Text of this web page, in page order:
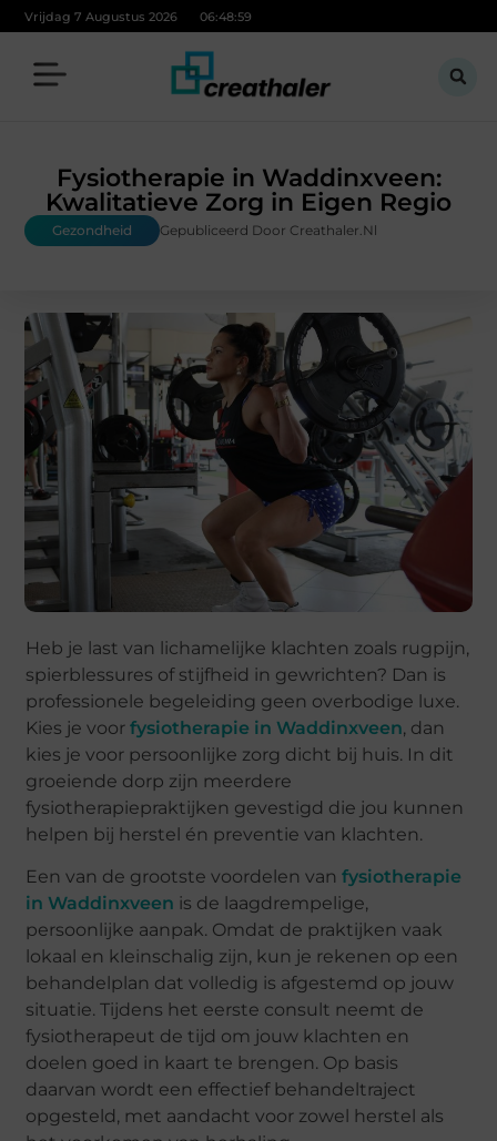
Vrijdag 7 Augustus 2026 06:49:00
Fysiotherapie in Waddinxveen:
Kwalitatieve Zorg in Eigen Regio
Gezondheid Gepubliceerd Door Creathaler.nl
Heb je last van lichamelijke klachten zoals rugpijn,
spierblessures of stijfheid in gewrichten? Dan is
professionele begeleiding geen overbodige luxe.
Kies je voorfysiotherapie in Waddinxveen, dan
kies je voor persoonlijke zorg dicht bij huis. In dit
groeiende dorp zijn meerdere
fysiotherapiepraktijken gevestigd die jou kunnen
helpen bij herstel én preventie van klachten.
Een van de grootste voordelen vanfysiotherapie
in Waddinxveen is de laagdrempelige,
persoonlijke aanpak. Omdat de praktijken vaak
lokaal en kleinschalig zijn, kun je rekenen op een
behandelplan dat volledig is afgestemd op jouw
situatie. Tijdens het eerste consult neemt de
fysiotherapeut de tijd om jouw klachten en
doelen goed in kaart te brengen. Op basis
daarvan wordt een effectief behandeltraject
opgesteld, met aandacht voor zowel herstel als